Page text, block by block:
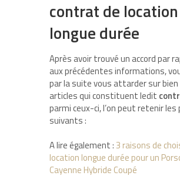
contrat de location
longue durée
Après avoir trouvé un accord par
aux précédentes informations,
par la suite vous attarder sur bien
articles qui constituent ledit
parmi ceux-ci, l’on peut retenir
suivants :
A lire également :3 raisons de
location longue durée pour un
Cayenne Hybride Coupé